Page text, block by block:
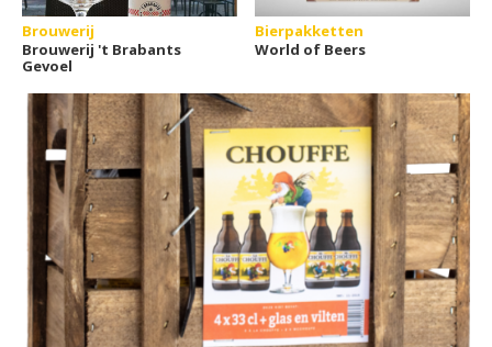
Brouwerij
Brouwerij 't Brabants
Gevoel
Bierpakketten
World of Beers